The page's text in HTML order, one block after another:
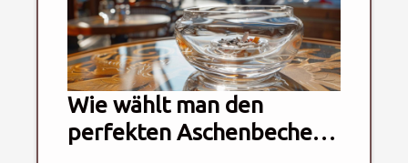
Wie wählt man den
perfekten Aschenbecher